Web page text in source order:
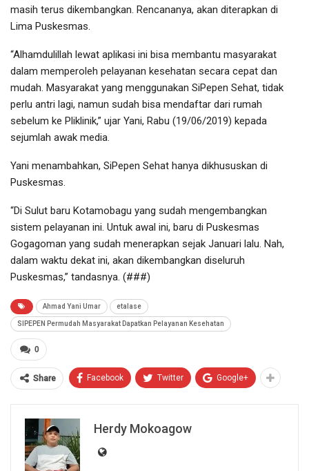
masih terus dikembangkan. Rencananya, akan diterapkan di
Lima Puskesmas.
“Alhamdulillah lewat aplikasi ini bisa membantu masyarakat
dalam memperoleh pelayanan kesehatan secara cepat dan
mudah. Masyarakat yang menggunakan SiPepen Sehat, tidak
perlu antri lagi, namun sudah bisa mendaftar dari rumah
sebelum ke Pliklinik,” ujar Yani, Rabu (19/06/2019) kepada
sejumlah awak media.
Yani menambahkan, SiPepen Sehat hanya dikhususkan di
Puskesmas.
“Di Sulut baru Kotamobagu yang sudah mengembangkan
sistem pelayanan ini. Untuk awal ini, baru di Puskesmas
Gogagoman yang sudah menerapkan sejak Januari lalu. Nah,
dalam waktu dekat ini, akan dikembangkan diseluruh
Puskesmas,” tandasnya. (###)
Ahmad Yani Umar etalase
SIPEPEN Permudah Masyarakat Dapatkan Pelayanan Kesehatan
0
Share Facebook Twitter Google+
Herdy Mokoagow